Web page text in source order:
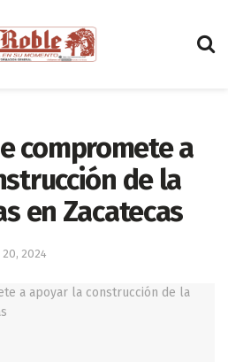
compromete a
de la
en Zacatecas
2024